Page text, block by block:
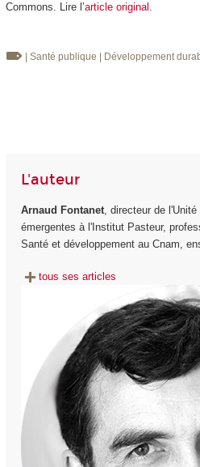
Commons. Lire l’article original .
| Santé publique | Développement
L'auteur
Arnaud Fontanet, directeur de
émergentes à l'Institut Pasteur,
Santé et développement au Cnam,
tous ses articles